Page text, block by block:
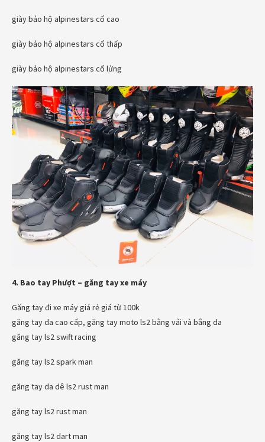
giày bảo hộ alpinestars cổ cao
giày bảo hộ alpinestars cổ thấp
giày bảo hộ alpinestars cổ lửng
4. Bao tay Phượt – găng tay xe máy
Găng tay đi xe máy giá rẻ giá từ 100k
găng tay da cao cấp, găng tay moto ls2 bằng vải và bằng da
găng tay ls2 swift racing
găng tay ls2 spark man
găng tay da dê ls2 rust man
găng tay ls2 rust man
găng tay ls2 dart man